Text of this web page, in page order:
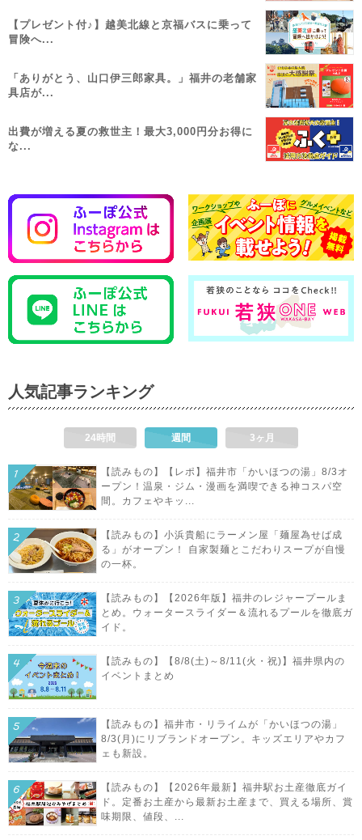
【プレゼント付♪】越美北線と京福バスに乗って
冒険へ...
「ありがとう、山口伊三郎家具。」福井の老舗家
具店が...
出費が増える夏の救世主！最大3,000円分お得に
な...
人気記事ランキング
24時間 週間 3ヶ月
【読みもの】【レポ】福井市「かいほつの湯」8/3オ
ープン！温泉・ジム・漫画を満喫できる神コスパ空
間。カフェやキッ...
【読みもの】小浜貴船にラーメン屋「麺屋為せば成
る」がオープン！ 自家製麺とこだわりスープが自慢
の一杯。
【読みもの】【2026年版】福井のレジャープールま
とめ。ウォータースライダー＆流れるプールを徹底ガ
イド。
【読みもの】【8/8(土)～8/11(火・祝)】福井県内の
イベントまとめ
【読みもの】福井市・リライムが「かいほつの湯」
8/3(月)にリブランドオープン。キッズエリアやカフ
ェも新設。
【読みもの】【2026年最新】福井駅お土産徹底ガイ
ド。定番お土産から最新お土産まで、買える場所、賞
味期限、値段、...